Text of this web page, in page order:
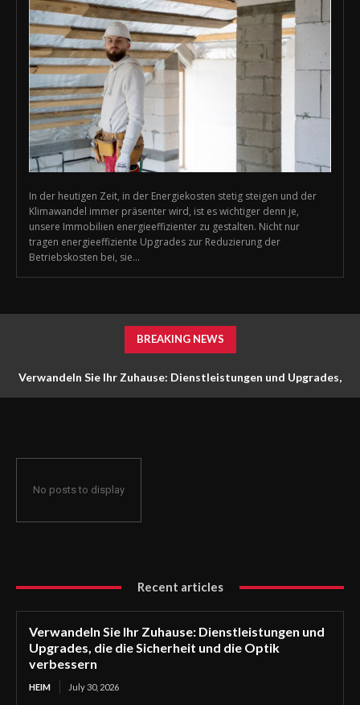
In der heutigen Zeit, in der Energiekosten stetig steigen und der
Klimawandel immer präsenter wird, ist es wichtiger denn je,
unsere Immobilien energieeffizienter zu gestalten. Nicht nur
tragen energieeffiziente Upgrades zur Reduzierung der
Betriebskosten bei, sie...
BREAKING NEWS
Verwandeln Sie Ihr Zuhause: Dienstleistungen und Upgrades,
No posts to display
Recent articles
Verwandeln Sie Ihr Zuhause: Dienstleistungen und
Upgrades, die die Sicherheit und die Optik
verbessern
HEIM July 30, 2026